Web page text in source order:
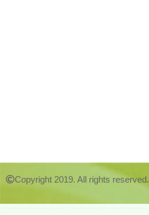
Copyright 2019. All rights reserved.